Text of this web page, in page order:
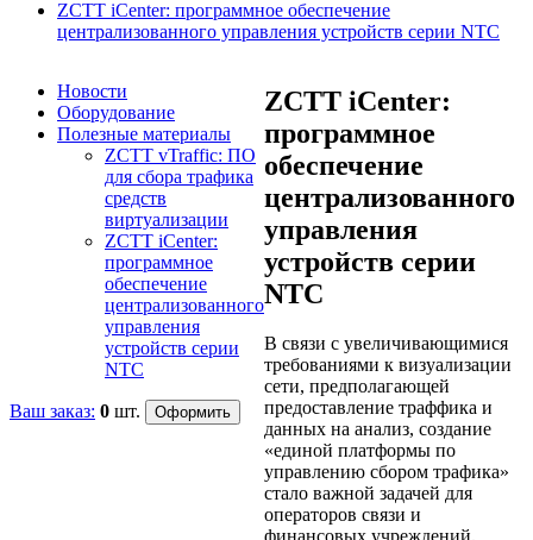
ZCTT iCenter: программное обеспечение
централизованного управления устройств серии NTC
Новости
Оборудование
Полезные материалы
ZCTT vTraffic: ПО
для сбора трафика
средств
виртуализации
ZCTT iCenter:
программное
обеспечение
централизованного
управления
устройств серии
NTC
Ваш заказ: 0 шт.
ZCTT iCenter:
программное
обеспечение
централизованного
управления
устройств серии
NTC
В связи с увеличивающимися
требованиями к визуализации
сети, предполагающей
предоставление траффика и
данных на анализ, создание
«единой платформы по
управлению сбором трафика»
стало важной задачей для
операторов связи и